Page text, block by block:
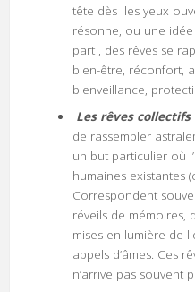
tête dès les yeux
résonne, ou une
part , des rêves se
bien-être, réconfort,
bienveillance,
Les rêves collectifs
de rassembler
un but particulier où
humaines existantes
Correspondent
réveils de mémoires,
mises en lumière de
appels d’âmes. Ces
n’arrive pas souvent